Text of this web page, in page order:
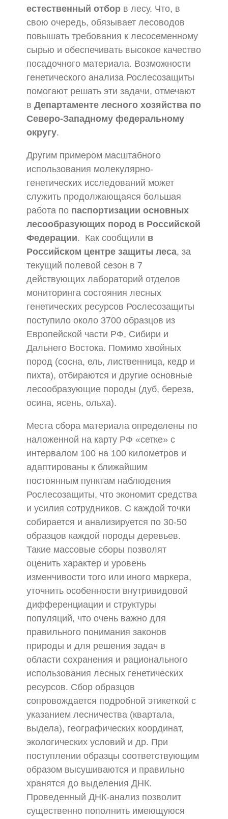
естественный отбор в лесу. Что, в
свою очередь, обязывает лесоводов
повышать требования к лесосеменному
сырью и обеспечивать высокое качество
посадочного материала. Возможности
генетического анализа Рослесозащиты
помогают решать эти задачи, отмечают
в Департаменте лесного хозяйства по
Северо-Западному федеральному
округу.
Другим примером масштабного
использования молекулярно-
генетических исследований может
служить продолжающаяся большая
работа по паспортизации основных
лесообразующих пород в Российской
Федерации. Как сообщили в
Российском центре защиты леса, за
текущий полевой сезон в 7
действующих лабораторий отделов
мониторинга состояния лесных
генетических ресурсов Рослесозащиты
поступило около 3700 образцов из
Европейской части РФ, Сибири и
Дальнего Востока. Помимо хвойных
пород (сосна, ель, лиственница, кедр и
пихта), отбираются и другие основные
лесообразующие породы (дуб, береза,
осина, ясень, ольха).
Места сбора материала определены по
наложенной на карту РФ «сетке» с
интервалом 100 на 100 километров и
адаптированы к ближайшим
постоянным пунктам наблюдения
Рослесозащиты, что экономит средства
и усилия сотрудников. С каждой точки
собирается и анализируется по 30-50
образцов каждой породы деревьев.
Такие массовые сборы позволят
оценить характер и уровень
изменчивости того или иного маркера,
уточнить особенности внутривидовой
дифференциации и структуры
популяций, что очень важно для
правильного понимания законов
природы и для решения задач в
области сохранения и рационального
использования лесных генетических
ресурсов. Сбор образцов
сопровождается подробной этикеткой с
указанием лесничества (квартала,
выдела), географических координат,
экологических условий и др. При
поступлении образцы соответствующим
образом высушиваются и правильно
хранятся до выделения ДНК.
Проведенный ДНК-анализ позволит
существенно пополнить имеющуюся